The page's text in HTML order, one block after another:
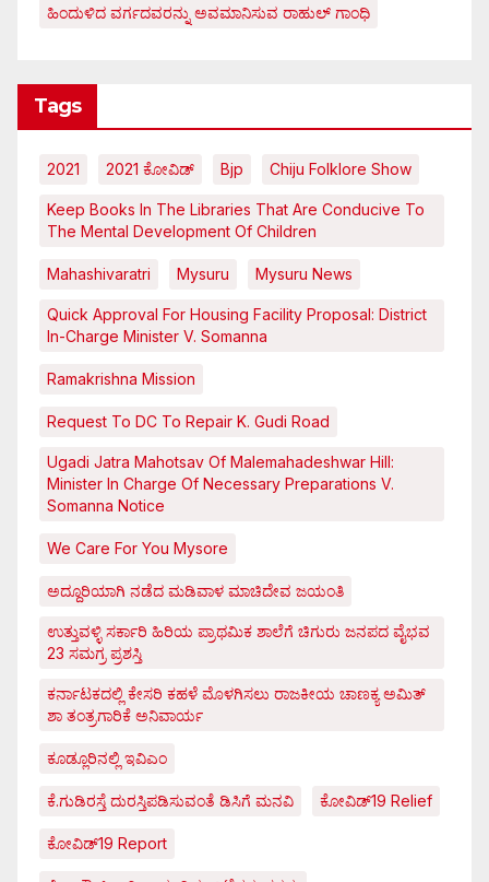
ಹಿಂದುಳಿದ ವರ್ಗದವರನ್ನು ಅವಮಾನಿಸುವ ರಾಹುಲ್ ಗಾಂಧಿ
Tags
2021 2021 ಕೋವಿಡ್‌ Bjp Chiju Folklore Show
Keep Books In The Libraries That Are Conducive To
The Mental Development Of Children
Mahashivaratri Mysuru Mysuru News
Quick Approval For Housing Facility Proposal: District
In-Charge Minister V. Somanna
Ramakrishna Mission
Request To DC To Repair K. Gudi Road
Ugadi Jatra Mahotsav Of Malemahadeshwar Hill:
Minister In Charge Of Necessary Preparations V.
Somanna Notice
We Care For You Mysore
ಅದ್ದೂರಿಯಾಗಿ ನಡೆದ ಮಡಿವಾಳ ಮಾಚಿದೇವ ಜಯಂತಿ
ಉತ್ತುವಳ್ಳಿ ಸರ್ಕಾರಿ ಹಿರಿಯ ಪ್ರಾಥಮಿಕ ಶಾಲೆಗೆ ಚಿಗುರು ಜನಪದ ವೈಭವ
23 ಸಮಗ್ರ ಪ್ರಶಸ್ತಿ
ಕರ್ನಾಟಕದಲ್ಲಿ ಕೇಸರಿ ಕಹಳೆ ಮೊಳಗಿಸಲು ರಾಜಕೀಯ ಚಾಣಕ್ಯ ಅಮಿತ್
ಶಾ ತಂತ್ರಗಾರಿಕೆ ಅನಿವಾರ್ಯ
ಕೂಡ್ಲೂರಿನಲ್ಲಿ ಇವಿಎಂ
ಕೆ.ಗುಡಿರಸ್ತೆ ದುರಸ್ತಿಪಡಿಸುವಂತೆ ಡಿಸಿಗೆ ಮನವಿ ಕೋವಿಡ್‌19 Relief
ಕೋವಿಡ್‌19 Report